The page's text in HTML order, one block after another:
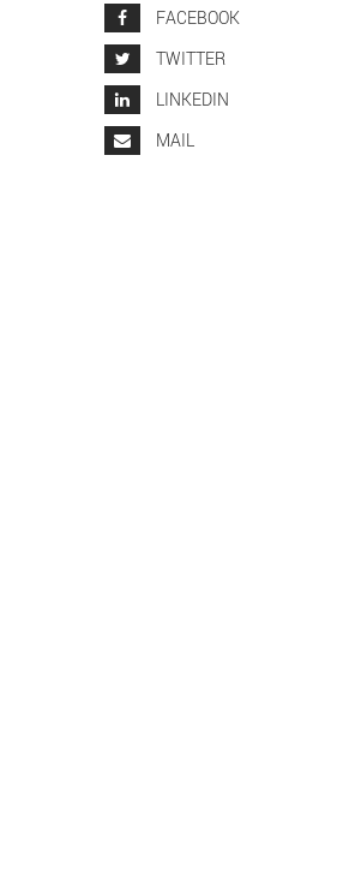
FACEBOOK
TWITTER
LINKEDIN
MAIL